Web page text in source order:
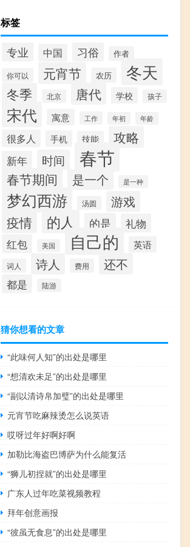
标签
专业 中国 习俗 作者
你可以 元宵节 农历 冬天
冬季 北京 唐代 学校 孩子
宋代 寓意 工作 年初 年龄
很多人 手机 技能 攻略
新年 时间 春节
春节期间 是一个 是一种
梦幻西游 汤圆 游戏
疫情 的人 的是
礼物
红包
美国 自己的 英语
词人 诗人 费用 还不
都是 陆游
猜你想看的文章
“此味何人知”的出处是哪里
“想清欢未足”的出处是哪里
“副以清诗帛加璧”的出处是哪里
元宵节吃麻辣烫怎么说英语
哎呀过年好啊好啊
加勒比海盗巴博萨为什么能复活
“狮儿初捏就”的出处是哪里
广东人过年吃菜视频教程
拜年创意画报
“彼虽无食息”的出处是哪里